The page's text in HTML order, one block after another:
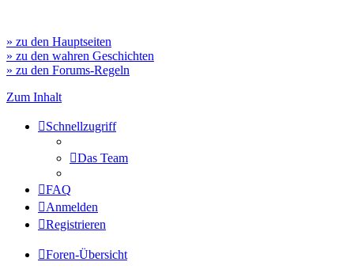
» zu den Hauptseiten
» zu den wahren Geschichten
» zu den Forums-Regeln
Zum Inhalt
Schnellzugriff
Das Team
FAQ
Anmelden
Registrieren
Foren-Übersicht